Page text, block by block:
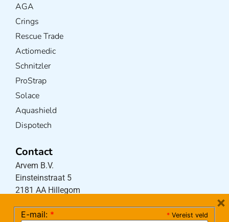
AGA
Crings
Rescue Trade
Actiomedic
Schnitzler
ProStrap
Solace
Aquashield
Dispotech
Contact
Arvem B.V.
Einsteinstraat 5
2181 AA Hillegom
* Vereist veld
E-mail: *
×